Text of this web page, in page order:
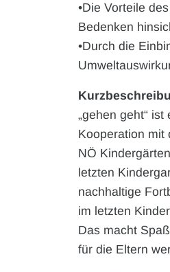
•Die Vorteile
Bedenken
•Durch die
„gehen geht“
Kooperation mit
NÖ
letzten
nachhaltige
im letzten
Das macht
für die Eltern